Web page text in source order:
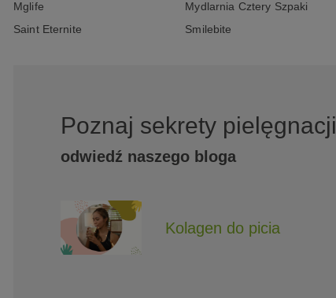
Mglife
Mydlarnia Cztery Szpaki
Saint Eternite
Smilebite
Poznaj sekrety pielęgnacji
odwiedź naszego bloga
Kolagen do picia